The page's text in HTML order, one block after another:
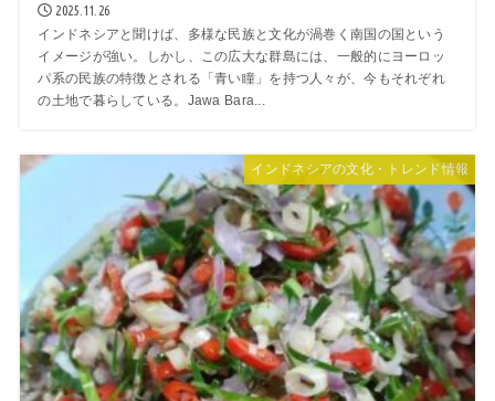
2025.11.26
インドネシアと聞けば、多様な民族と文化が渦巻く南国の国という
イメージが強い。しかし、この広大な群島には、一般的にヨーロッ
パ系の民族の特徴とされる「青い瞳」を持つ人々が、今もそれぞれ
の土地で暮らしている。Jawa Bara...
インドネシアの文化・トレンド情報